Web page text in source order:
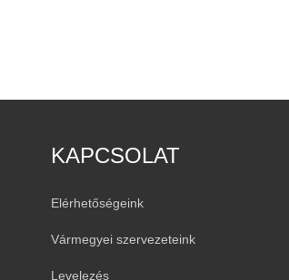
KAPCSOLAT
Elérhetőségeink
Vármegyei szervezeteink
Levelezés